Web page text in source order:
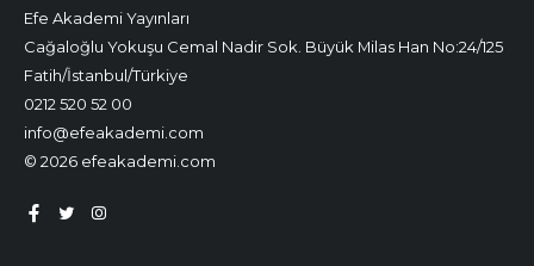
Efe Akademi Yayınları
Cağaloğlu Yokuşu Cemal Nadir Sok. Büyük Milas Han No:24/125
Fatih/İstanbul/Türkiye
0212 520 52 00
info@efeakademi.com
© 2026 efeakademi.com